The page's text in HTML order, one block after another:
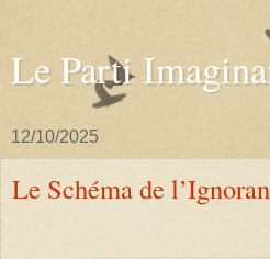
Le Parti
12/10/2025
Le Schéma de